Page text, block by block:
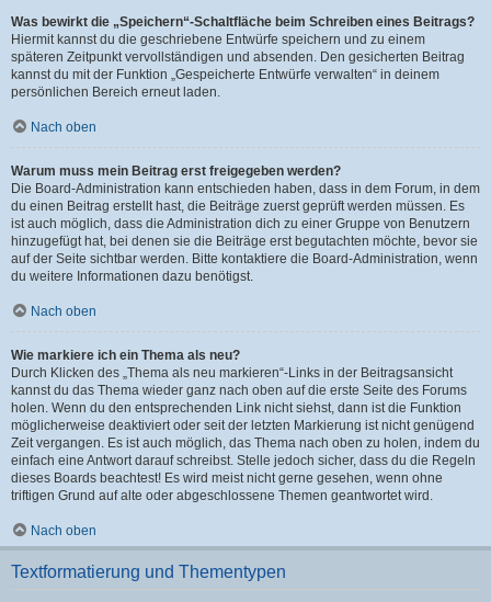
Was bewirkt die „Speichern“-Schaltfläche beim Schreiben eines Beitrags?
Hiermit kannst du die geschriebene Entwürfe speichern und zu einem
späteren Zeitpunkt vervollständigen und absenden. Den gesicherten Beitrag
kannst du mit der Funktion „Gespeicherte Entwürfe verwalten“ in deinem
persönlichen Bereich erneut laden.
Nach oben
Warum muss mein Beitrag erst freigegeben werden?
Die Board-Administration kann entschieden haben, dass in dem Forum, in dem
du einen Beitrag erstellt hast, die Beiträge zuerst geprüft werden müssen. Es
ist auch möglich, dass die Administration dich zu einer Gruppe von Benutzern
hinzugefügt hat, bei denen sie die Beiträge erst begutachten möchte, bevor sie
auf der Seite sichtbar werden. Bitte kontaktiere die Board-Administration, wenn
du weitere Informationen dazu benötigst.
Nach oben
Wie markiere ich ein Thema als neu?
Durch Klicken des „Thema als neu markieren“-Links in der Beitragsansicht
kannst du das Thema wieder ganz nach oben auf die erste Seite des Forums
holen. Wenn du den entsprechenden Link nicht siehst, dann ist die Funktion
möglicherweise deaktiviert oder seit der letzten Markierung ist nicht genügend
Zeit vergangen. Es ist auch möglich, das Thema nach oben zu holen, indem du
einfach eine Antwort darauf schreibst. Stelle jedoch sicher, dass du die Regeln
dieses Boards beachtest! Es wird meist nicht gerne gesehen, wenn ohne
triftigen Grund auf alte oder abgeschlossene Themen geantwortet wird.
Nach oben
Textformatierung und Thementypen